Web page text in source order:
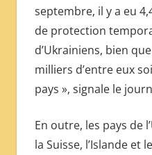
septembre, il y a eu
de protection
d’Ukrainiens, bien
milliers d’entre eux
pays », signale le
En outre, les pays de
la Suisse, l’Islande et